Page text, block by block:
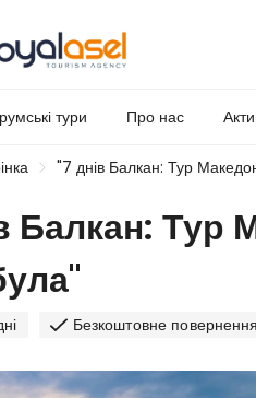
тури Про нас
"7 днів Балкан: Тур
Балкан: Тур
Безкоштовне повернення